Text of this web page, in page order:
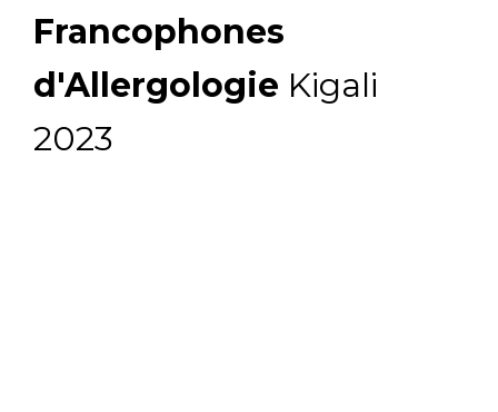
Francophones
d'Allergologie Kigali
2023